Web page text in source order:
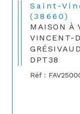
Saint-Vincent-de-Mercuze
(38660)
MAISON À
VINCENT-
DPT38
Réf :